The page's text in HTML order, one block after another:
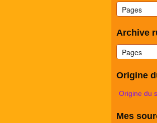
Archive
Origine
Origine du
Mes